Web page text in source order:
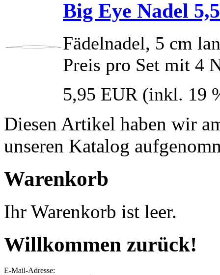
Big Eye Nadel
Fädelnadel, 5 cm
Preis pro Set mit 4
5,95 EUR (inkl. 19
Diesen Artikel haben wir
unseren Katalog
Warenkorb
Ihr Warenkorb ist leer.
Willkommen zurück!
E-Mail-Adresse: